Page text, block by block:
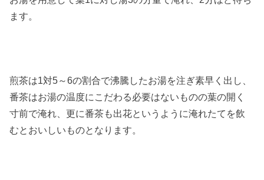
ます。
煎茶は1対5～6の割合で沸騰したお湯を注ぎ素早く出し、
番茶はお湯の温度にこだわる必要はないものの葉の開く
寸前で淹れ、更に番茶も出花というように淹れたてを飲
むとおいしいものとなります。